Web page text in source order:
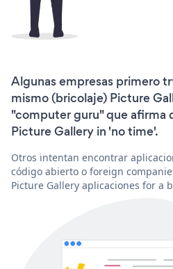
Algunas empresas primero
mismo (bricolaje) Picture
"computer guru" que afirma
Picture Gallery in 'no time'.
Otros intentan encontrar
código abierto o foreign
Picture Gallery aplicaciones for a